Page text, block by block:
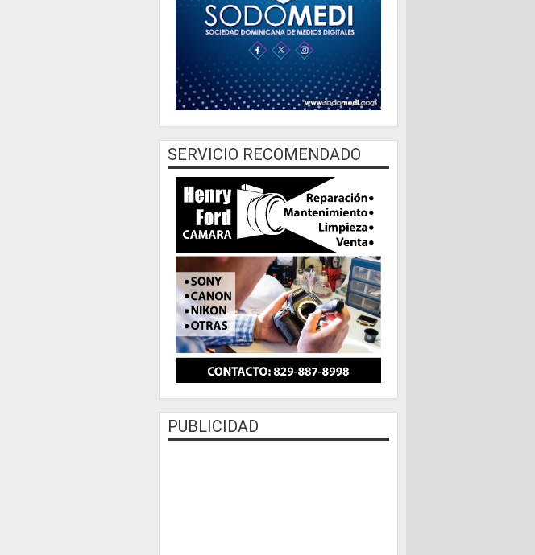
SERVICIO RECOMENDADO
PUBLICIDAD